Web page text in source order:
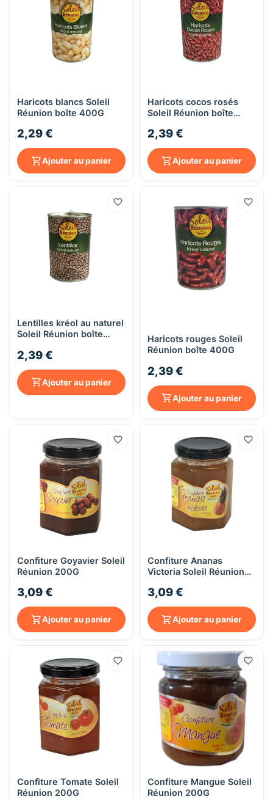
Haricots blancs Soleil
Réunion boîte 400G
2,29 €
Ajouter au panier
Haricots cocos rosés
Soleil Réunion boîte
2,39 €
Ajouter au panier
Lentilles kréol au naturel
Soleil Réunion boîte
2,39 €
Ajouter au panier
Haricots rouges Soleil
Réunion boîte 400G
2,39 €
Ajouter au panier
Confiture Goyavier Soleil
Réunion 200G
3,09 €
Ajouter au panier
Confiture Ananas
Victoria Soleil Réunion
3,09 €
Ajouter au panier
Confiture Tomate Soleil
Réunion 200G
Confiture Mangue Soleil
Réunion 200G